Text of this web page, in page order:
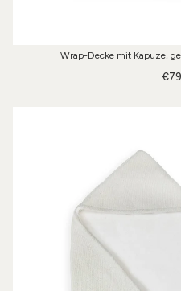
Wrap-Decke mit Kapuze,